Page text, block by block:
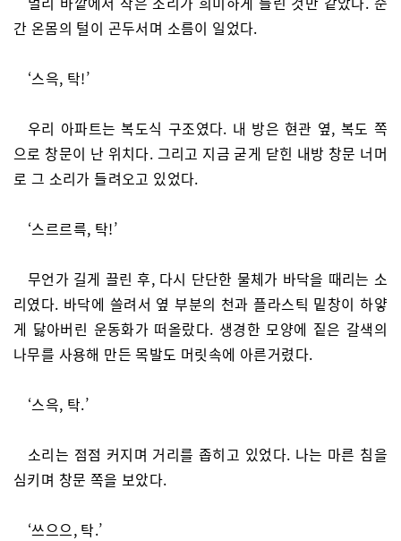
간 온몸의 털이 곤두서며 소름이 일었다.
‘스윽, 탁!’
우리 아파트는 복도식 구조였다. 내 방은 현관 옆, 복도 쪽
으로 창문이 난 위치다. 그리고 지금 굳게 닫힌 내방 창문 너머
로 그 소리가 들려오고 있었다.
‘스르르륵, 탁!’
무언가 길게 끌린 후, 다시 단단한 물체가 바닥을 때리는 소
리였다. 바닥에 쓸려서 옆 부분의 천과 플라스틱 밑창이 하얗
게 닳아버린 운동화가 떠올랐다. 생경한 모양에 짙은 갈색의
나무를 사용해 만든 목발도 머릿속에 아른거렸다.
‘스윽, 탁.’
소리는 점점 커지며 거리를 좁히고 있었다. 나는 마른 침을
심키며 창문 쪽을 보았다.
‘쓰으으, 탁.’